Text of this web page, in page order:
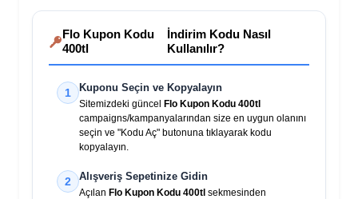
Flo Kupon Kodu
400tl
İndirim Kodu Nasıl
Kullanılır?
1 Kuponu Seçin ve Kopyalayın
Sitemizdeki güncel
Flo Kupon Kodu 400tl
campaigns/kampanyalarından size en uygun olanını
seçin ve "Kodu Aç" butonuna tıklayarak kodu
kopyalayın.
2 Alışveriş Sepetinize Gidin
Açılan Flo Kupon Kodu 400tl sekmesinden